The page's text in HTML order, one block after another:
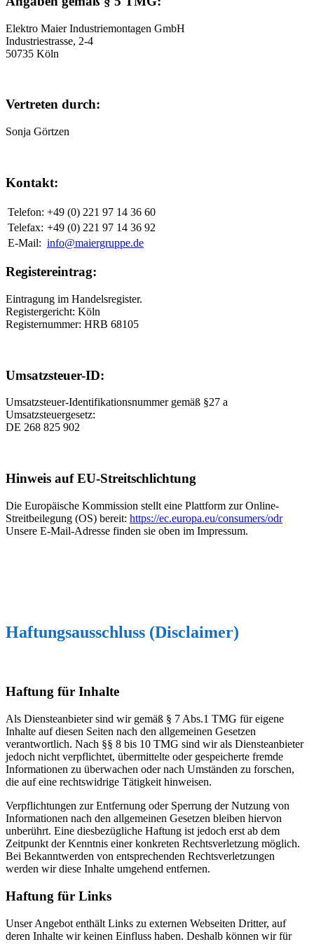
Elektro Maier Industriemontagen GmbH
Industriestrasse, 2-4
50735 Köln
Vertreten durch:
Sonja Görtzen
Kontakt:
Telefon: +49 (0) 221 97 14 36 60
Telefax: +49 (0) 221 97 14 36 92
E-Mail: info@maiergruppe.de
Registereintrag:
Eintragung im Handelsregister.
Registergericht: Köln
Registernummer: HRB 68105
Umsatzsteuer-ID:
Umsatzsteuer-Identifikationsnummer gemäß §27 a
Umsatzsteuergesetz:
DE 268 825 902
Hinweis auf EU-Streitschlichtung
Die Europäische Kommission stellt eine Plattform zur Online-
Streitbeilegung (OS) bereit: https://ec.europa.eu/consumers/odr
Unsere E-Mail-Adresse finden sie oben im Impressum.
Haftungsausschluss (Disclaimer)
Haftung für Inhalte
Als Diensteanbieter sind wir gemäß § 7 Abs.1 TMG für eigene
Inhalte auf diesen Seiten nach den allgemeinen Gesetzen
verantwortlich. Nach §§ 8 bis 10 TMG sind wir als Diensteanbieter
jedoch nicht verpflichtet, übermittelte oder gespeicherte fremde
Informationen zu überwachen oder nach Umständen zu forschen,
die auf eine rechtswidrige Tätigkeit hinweisen.
Verpflichtungen zur Entfernung oder Sperrung der Nutzung von
Informationen nach den allgemeinen Gesetzen bleiben hiervon
unberührt. Eine diesbezügliche Haftung ist jedoch erst ab dem
Zeitpunkt der Kenntnis einer konkreten Rechtsverletzung möglich.
Bei Bekanntwerden von entsprechenden Rechtsverletzungen
werden wir diese Inhalte umgehend entfernen.
Haftung für Links
Unser Angebot enthält Links zu externen Webseiten Dritter, auf
deren Inhalte wir keinen Einfluss haben. Deshalb können wir für